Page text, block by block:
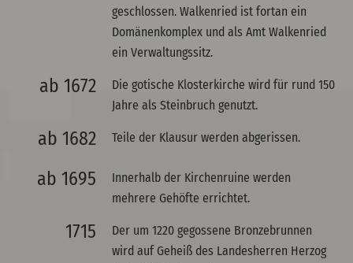
geschlossen. Walkenried ist fortan ein
Domänenkomplex und als Amt Walkenried
ein Verwaltungssitz.
ab 1672
Die gotische Klosterkirche wird für rund 150
Jahre als Steinbruch genutzt.
ab 1682 Teile der Klausur werden abgerissen.
ab 1695
Innerhalb der Kirchenruine werden
mehrere Gehöfte errichtet.
1715
Der um 1220 gegossene Bronzebrunnen
wird auf Geheiß des Landesherren Herzog